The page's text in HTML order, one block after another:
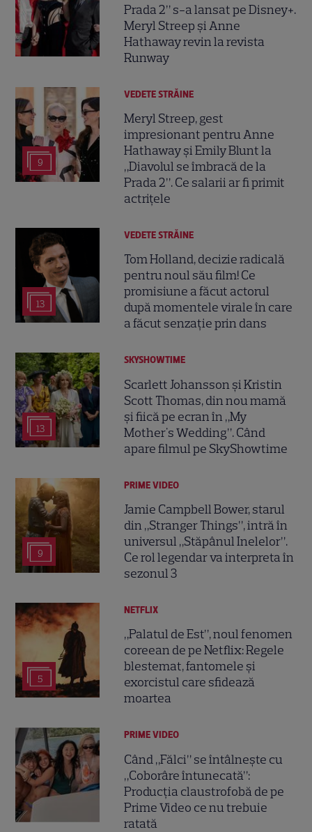
Prada 2” s-a lansat pe Disney+.
Meryl Streep și Anne
Hathaway revin la revista
Runway
9
VEDETE STRĂINE
Meryl Streep, gest
impresionant pentru Anne
Hathaway și Emily Blunt la
„Diavolul se îmbracă de la
Prada 2”. Ce salarii ar fi primit
actrițele
13
VEDETE STRĂINE
Tom Holland, decizie radicală
pentru noul său film! Ce
promisiune a făcut actorul
după momentele virale în care
a făcut senzație prin dans
13
SKYSHOWTIME
Scarlett Johansson și Kristin
Scott Thomas, din nou mamă
și fiică pe ecran în „My
Mother's Wedding”. Când
apare filmul pe SkyShowtime
9
PRIME VIDEO
Jamie Campbell Bower, starul
din „Stranger Things”, intră în
universul „Stăpânul Inelelor”.
Ce rol legendar va interpreta în
sezonul 3
5
NETFLIX
„Palatul de Est”, noul fenomen
coreean de pe Netflix: Regele
blestemat, fantomele și
exorcistul care sfidează
moartea
PRIME VIDEO
Când „Fălci” se întâlnește cu
„Coborâre întunecată”:
Producția claustrofobă de pe
Prime Video ce nu trebuie
ratată